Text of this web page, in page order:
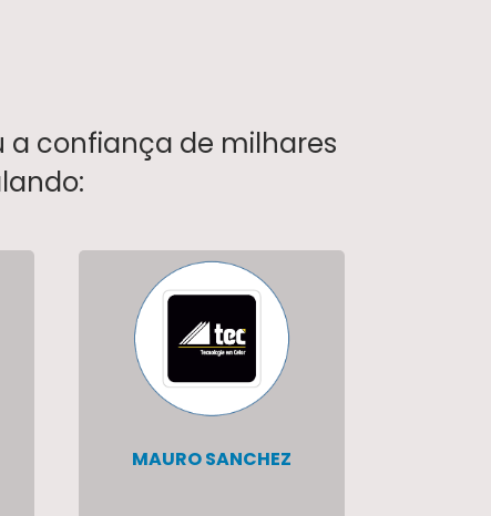
a confiança de milhares
MAURO SANCHEZ